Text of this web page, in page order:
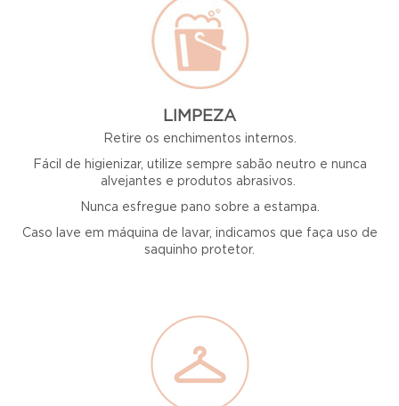
LIMPEZA
Retire os enchimentos internos.
Fácil de higienizar, utilize sempre sabão neutro e nunca
alvejantes e produtos abrasivos.
Nunca esfregue pano sobre a estampa.
Caso lave em máquina de lavar, indicamos que faça uso de
saquinho protetor.